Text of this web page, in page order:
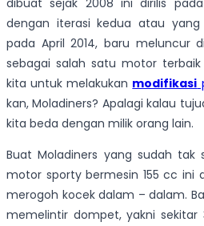
dibuat sejak 2008 ini dirilis
dengan iterasi kedua atau yang
pada April 2014, baru meluncur
sebagai salah satu motor
kita untuk melakukan modifikasi
kan, Moladiners? Apalagi kalau
kita beda dengan milik orang lain.
Buat Moladiners yang sudah tak
motor sporty bermesin 155 cc ini
merogoh kocek dalam – dalam.
memelintir dompet, yakni sekitar